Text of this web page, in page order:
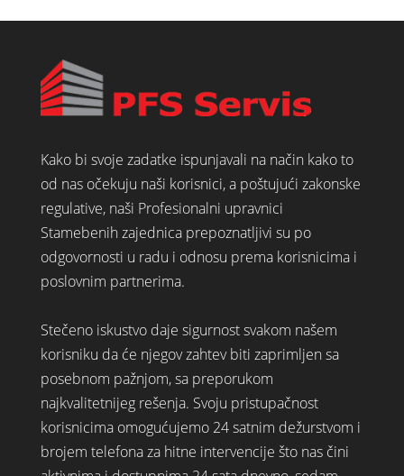
Kako bi svoje zadatke ispunjavali na način kako to
od nas očekuju naši korisnici, a poštujući zakonske
regulative, naši Profesionalni upravnici
Stamebenih zajednica prepoznatljivi su po
odgovornosti u radu i odnosu prema korisnicima i
poslovnim partnerima.
Stečeno iskustvo daje sigurnost svakom našem
korisniku da će njegov zahtev biti zaprimljen sa
posebnom pažnjom, sa preporukom
najkvalitetnijeg rešenja. Svoju pristupačnost
korisnicima omogućujemo 24 satnim dežurstvom i
brojem telefona za hitne intervencije što nas čini